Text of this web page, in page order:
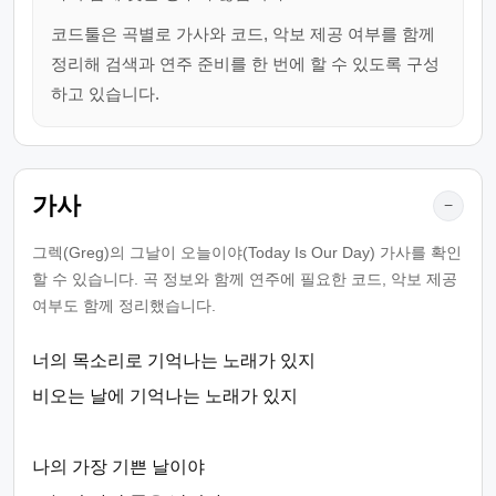
코드툴은 곡별로 가사와 코드, 악보 제공 여부를 함께
정리해 검색과 연주 준비를 한 번에 할 수 있도록 구성
하고 있습니다.
가사 −
그렉(Greg)의 그날이 오늘이야(Today Is Our Day) 가사를 확인
할 수 있습니다. 곡 정보와 함께 연주에 필요한 코드, 악보 제공
여부도 함께 정리했습니다.
너의 목소리로 기억나는 노래가 있지
비오는 날에 기억나는 노래가 있지
나의 가장 기쁜 날이야